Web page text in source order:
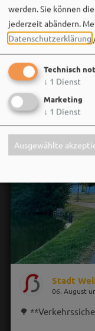
Stadt
06. August
🌳
werden. Sie können
jederzeit abändern.
Datenschutzerklärung
Technisch
↓ 1 Dienst
Marketing
↓ 1 Dienst
Ausgewählte